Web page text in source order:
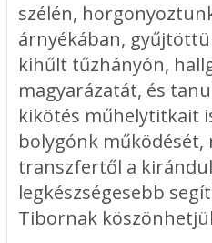
mindenkinek,
információkat
rendszerezve
O.
8."Tanfolyamon
Főleg hogy ma
videót és
szélén,
árnyékában,
kihűlt tűzhányón,
magyarázatát, és
kikötés műhelytitkait
bolygónk működését,
transzfertől a
legkészségesebb
Tibornak